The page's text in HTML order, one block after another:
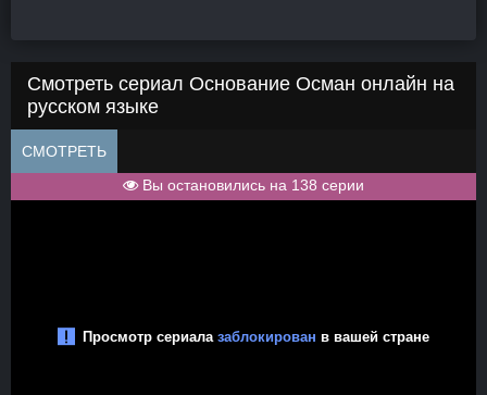
Смотреть сериал Основание Осман онлайн на
русском языке
СМОТРЕТЬ
Вы остановились на 138 серии